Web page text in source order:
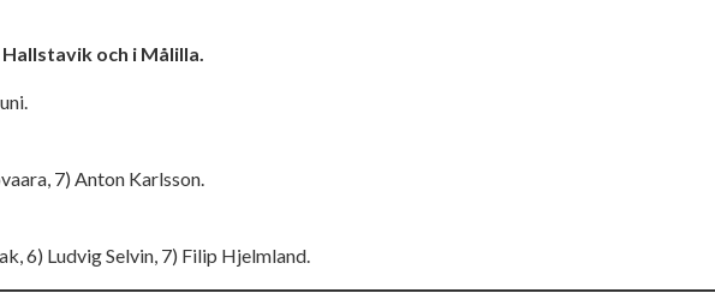
och i Målilla.
7) Anton Karlsson.
6) Ludvig Selvin, 7) Filip Hjelmland.